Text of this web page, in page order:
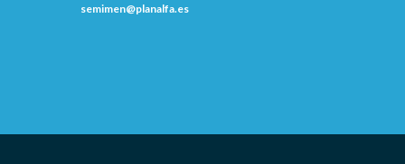
semimen@planalfa.es